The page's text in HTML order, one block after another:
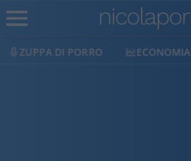
ZUPPA DI PORRO ECONOMIA